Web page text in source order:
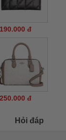
đ
đ
Hỏi đáp